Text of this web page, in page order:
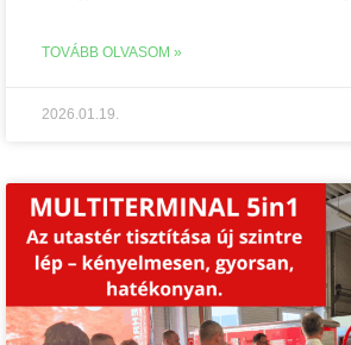
TOVÁBB OLVASOM »
2026.01.19.